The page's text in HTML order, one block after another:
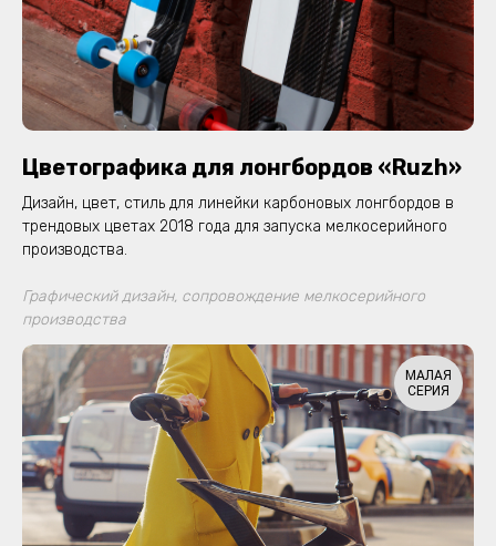
Цветографика для лонгбордов «Ruzh»
Дизайн, цвет, стиль для линейки карбоновых лонгбордов в
трендовых цветах 2018 года для запуска мелкосерийного
производства.
Графический дизайн, сопровождение мелкосерийного
производства
МАЛАЯ
СЕРИЯ